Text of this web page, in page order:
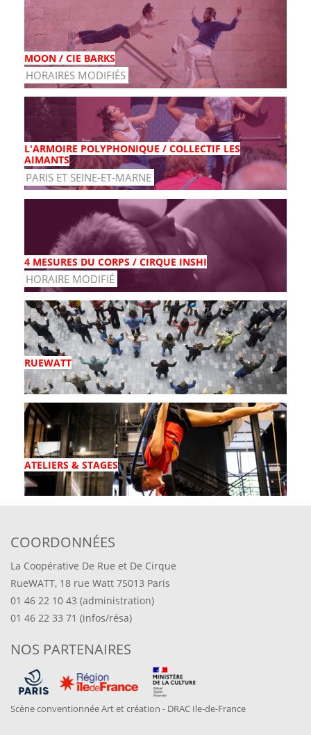
MOON / CIE BARKS
HORAIRES MODIFIÉS
L'ARMOIRE POLYPHONIQUE / COLLECTIF LES
AIMANTS
PARIS ET SEINE-ET-MARNE
4 MESURES DU CORPS / CIRQUE INSHI
HORAIRE MODIFIÉ
RUEWATT
ATELIERS & STAGES
COORDONNÉES
La Coopérative De Rue et De Cirque
RueWATT, 18 rue Watt 75013 Paris
01 46 22 10 43 (administration)
01 46 22 33 71 (infos/résa)
NOS PARTENAIRES
Scène conventionnée Art et création - DRAC Ile-de-France